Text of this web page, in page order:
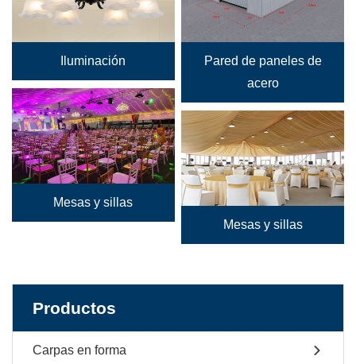
Iluminación
Pared de paneles de
acero
Mesas y sillas
Mesas y sillas
Productos
Carpas en forma